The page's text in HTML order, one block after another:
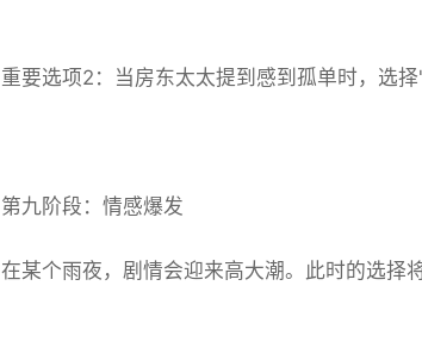
重要选项2：当房东太太提到感到孤单时，选
第九阶段：情感爆发
在某个雨夜，剧情会迎来高大潮。此时的选择